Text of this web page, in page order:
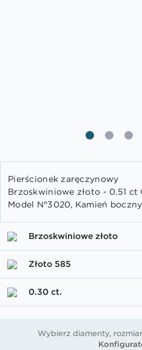
na
początek
galerii
Pierścionek zaręczynowy
Brzoskwiniowe złoto - 0.51 ct
Model N°3020, Kamień
Brzoskwiniowe złoto
Złoto 585
0.30 ct.
Wybierz diamenty,